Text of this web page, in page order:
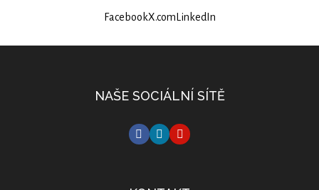
FacebookX.com LinkedIn
NAŠE SOCIÁLNÍ SÍTĚ